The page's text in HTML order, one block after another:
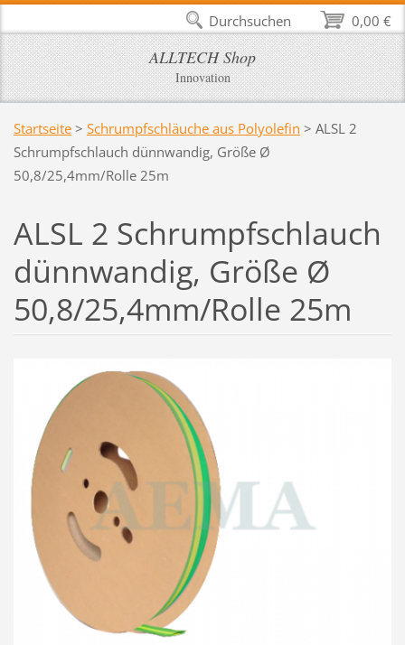
ALLTECH Shop
Innovation
Startseite > Schrumpfschläuche aus Polyolefin > ALSL 2
Schrumpfschlauch dünnwandig, Größe Ø
50,8/25,4mm/Rolle 25m
ALSL 2 Schrumpfschlauch
dünnwandig, Größe Ø
50,8/25,4mm/Rolle 25m
0,00 €
Durchsuchen